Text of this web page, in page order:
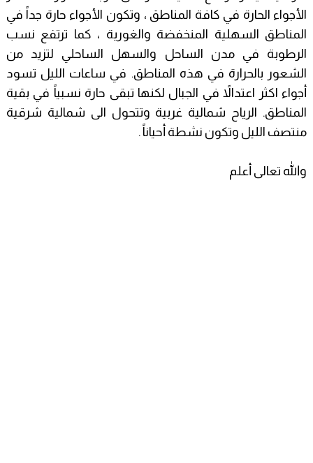
الأجواء الحارة في كافة المناطق ، وتكون الأجواء حارة جداً في
المناطق السهلية المنخفضة والغورية ، كما ترتفع نسب
الرطوبة في مدن الساحل والسهل الساحلي لتزيد من
الشعور بالحرارة في هذه المناطق. في ساعات الليل تسود
أجواء اكثر اعتدالاً في الجبال لكنها تبقى حارة نسبياً في بقية
المناطق. الرياح شمالية غربية وتتحول الى شمالية شرقية
منتصف الليل وتكون نشطة أحياناً .
والله تعالى أعلم